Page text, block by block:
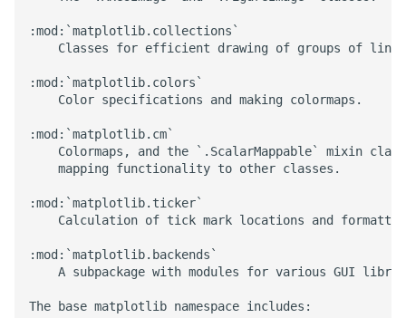
:mod:`matplotlib.collections`
Classes for efficient drawing of groups of
:mod:`matplotlib.colors`
    Color specifications and making colormaps.
:mod:`matplotlib.cm`
Colormaps, and the `.ScalarMappable` mixin
    mapping functionality to other classes.
:mod:`matplotlib.ticker`
Calculation of tick mark locations and
:mod:`matplotlib.backends`
A subpackage with modules for various GUI
The base matplotlib namespace includes: